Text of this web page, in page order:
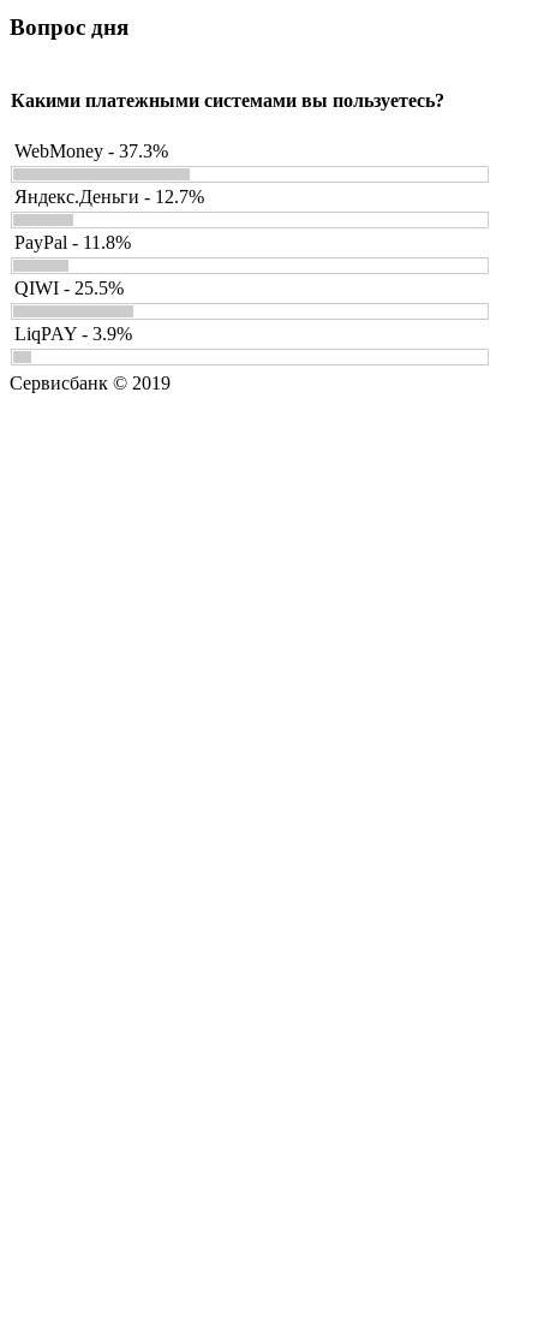
Вопрос дня
Какими платежными системами вы пользуетесь?
WebMoney - 37.3%
Яндекс.Деньги - 12.7%
PayPal - 11.8%
QIWI - 25.5%
LiqPAY - 3.9%
Сервисбанк © 2019